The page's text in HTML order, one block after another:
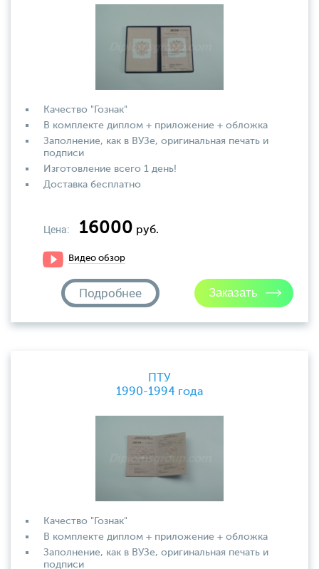
Качество "Гознак"
В комплекте диплом + приложение + обложка
Заполнение, как в ВУЗе, оригинальная печать и
подписи
Изготовление всего 1 день!
Доставка бесплатно
Цена: 16000 руб.
Видео обзор
Подробнее
ПТУ
1990-1994 года
Качество "Гознак"
В комплекте диплом + приложение + обложка
Заполнение, как в ВУЗе, оригинальная печать и
подписи